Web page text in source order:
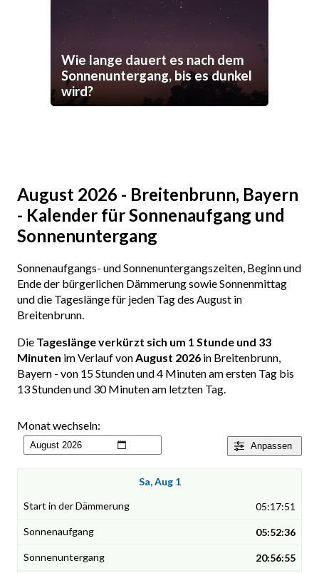
Wie lange dauert es nach dem
Sonnenuntergang, bis es dunkel
wird?
August 2026 - Breitenbrunn, Bayern
- Kalender für Sonnenaufgang und
Sonnenuntergang
Sonnenaufgangs- und Sonnenuntergangszeiten, Beginn und
Ende der bürgerlichen Dämmerung sowie Sonnenmittag
und die Tageslänge für jeden Tag des August in
Breitenbrunn.
Die Tageslänge verkürzt sich um 1 Stunde und 33
Minuten im Verlauf vonAugust 2026 in Breitenbrunn,
Bayern - von 15 Stunden und 4 Minuten am ersten Tag bis
13 Stunden und 30 Minuten am letzten Tag.
Anpassen
Monat wechseln:
Sa, Aug 1
05:17:51
05:52:36
20:56:55